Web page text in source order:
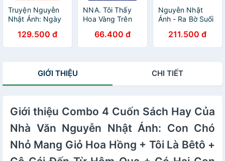
Truyện Nguyễn
Nhật Ánh: Ngày
Chuyện Tình
(Tặng Kèm
129.500 đ
NNA. Tôi Thấy
Hoa Vàng Trên
nhỏ) - 80.000
66.400 đ
Nguyễn Nhật
Ánh - Ra Bờ Suối
Hồng - Bìa Cứng
211.500 đ
GIỚI THIỆU CHI TIẾT
Giới thiệu Combo 4 Cuốn Sách Hay Của
Nhà Văn Nguyễn Nhật Ánh: Con Chó
Nhỏ Mang Giỏ Hoa Hồng + Tôi Là Bêtô +